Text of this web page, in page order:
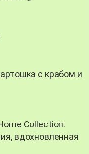
с крабом и
Collection:
вдохновленная